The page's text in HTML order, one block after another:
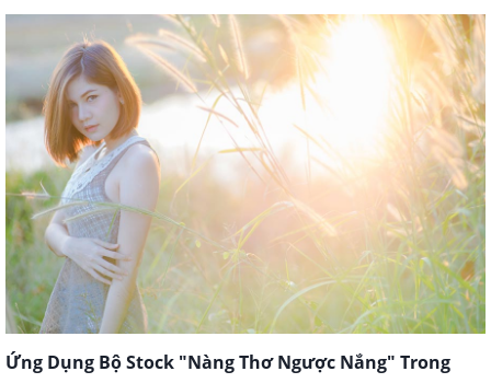
Ứng Dụng Bộ Stock "Nàng Thơ Ngược Nắng" Trong